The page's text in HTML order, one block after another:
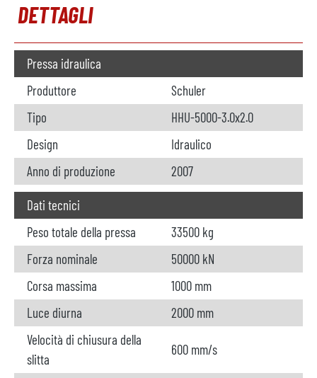
DETTAGLI
Pressa idraulica
Produttore
Schuler
Tipo
HHU-5000-3.0x2.0
Design
Idraulico
Anno di produzione
2007
Dati tecnici
Peso totale della pressa
33500 kg
Forza nominale
50000 kN
Corsa massima
1000 mm
Luce diurna
2000 mm
Velocità di chiusura della
slitta
600 mm/s